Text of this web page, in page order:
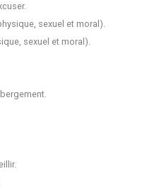
sexuel et moral).
sexuel et moral).